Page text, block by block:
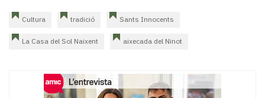
Cultura tradició Sants Innocents
La Casa del Sol Naixent aixecada del Ninot